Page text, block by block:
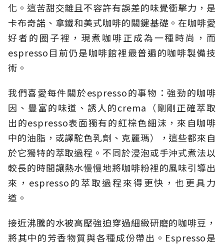
化。這苦甜交雜且不容許有誤差的味覺衝擊力，是
卡布奇諾、拿鐵和美式咖啡的關鍵基礎。在咖啡愛
好者的圈子裡，現煮咖啡正成為一種時尚，而
espresso目前仍是咖啡館裡最普遍的咖啡製備技
術。
我們喜愛每件關於espresso的事物：強勁的咖啡
因、豐富的味道、誘人的crema（剛剛正確萃取
出的espresso表面獨有的紅棕色細沫，來自咖啡
中的油脂，或譯駝色乳劑、克麗瑪），這些都來自
於它獨特的萃取過程。不同於浸泡或手沖式煮法以
較長的時間讓熱水慢慢地將咖啡粉裡的風味引導出
來，espresso的萃取過程來得更快，也更具力
道。
接近沸騰的水被高壓強迫穿過細緻研磨的咖啡豆，
將其中的芳香物質與各種成份帶出。Espresso是